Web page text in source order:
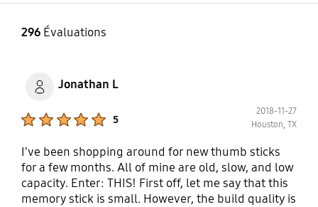
296Évaluations
Jonathan L
5
2018-11-27
Houston, TX
I've been shopping around for new thumb sticks
for a few months. All of mine are old, slow, and low
capacity. Enter: THIS! First off, let me say that this
memory stick is small. However, the build quality is